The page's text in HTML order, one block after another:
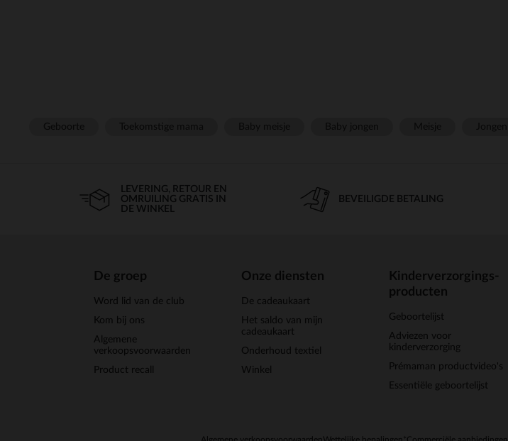
LEVERING, RETOUR EN
OMRUILING GRATIS IN
DE WINKEL
BEVEILIGDE BETALING
De groep
Word lid van de club
Kom bij ons
Algemene
verkoopsvoorwaarden
Product recall
Onze diensten
De cadeaukaart
Het saldo van mijn
cadeaukaart
Onderhoud textiel
Winkel
Kinderverzorgings-
producten
Geboortelijst
Adviezen voor
kinderverzorging
Prémaman productvideo's
Essentiële geboortelijst